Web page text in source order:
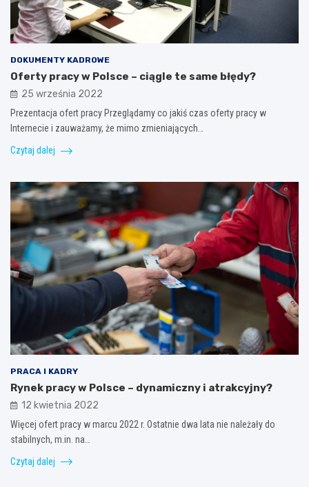
DOKUMENTY KADROWE
Oferty pracy w Polsce – ciągle te same błędy?
25 września 2022
Prezentacja ofert pracy Przeglądamy co jakiś czas oferty pracy w
Internecie i zauważamy, że mimo zmieniających…
Czytaj dalej
PRACA I KADRY
Rynek pracy w Polsce – dynamiczny i atrakcyjny?
12 kwietnia 2022
Więcej ofert pracy w marcu 2022 r. Ostatnie dwa lata nie należały do
stabilnych, m.in. na…
Czytaj dalej